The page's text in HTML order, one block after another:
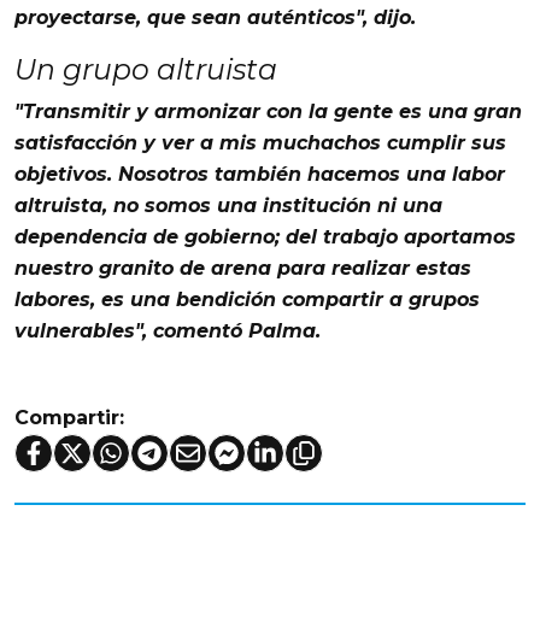
proyectarse, que sean auténticos", dijo.
Un grupo altruista
"Transmitir y armonizar con la gente es una gran
satisfacción y ver a mis muchachos cumplir sus
objetivos. Nosotros también hacemos una labor
altruista, no somos una institución ni una
dependencia de gobierno; del trabajo aportamos
nuestro granito de arena para realizar estas
labores, es una bendición compartir a grupos
vulnerables", comentó Palma.
Compartir: